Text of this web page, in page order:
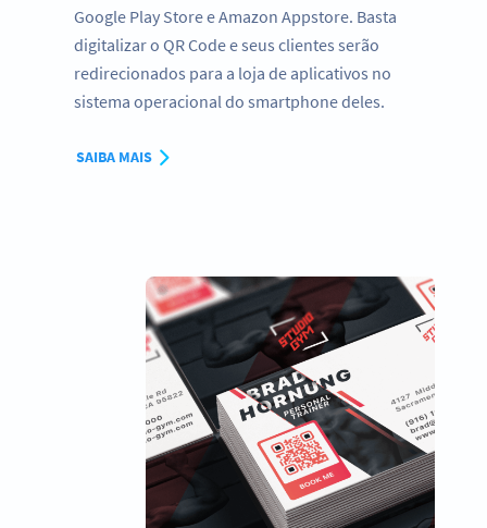
Google Play Store e Amazon Appstore. Basta
digitalizar o QR Code e seus clientes serão
redirecionados para a loja de aplicativos no
sistema operacional do smartphone deles.
SAIBA MAIS